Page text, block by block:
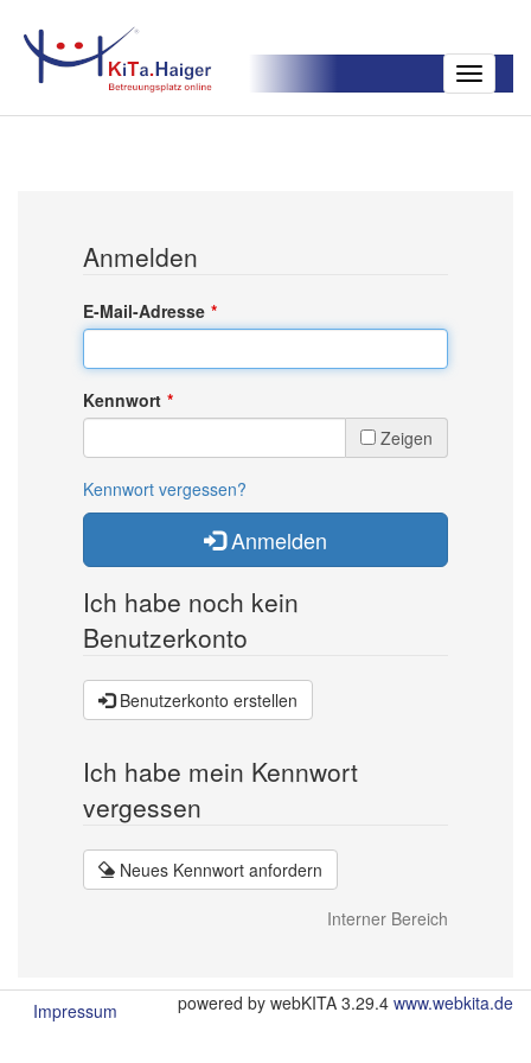
Toggle
Anmelden
E-Mail-Adresse
Kennwort
Zeigen
Kennwort vergessen?
Anmelden
Ich habe noch kein
Benutzerkonto
Benutzerkonto erstellen
Ich habe mein Kennwort
vergessen
Neues Kennwort anfordern
Interner Bereich
Impressum powered by webKITA 3.29.4 www.webkita.de